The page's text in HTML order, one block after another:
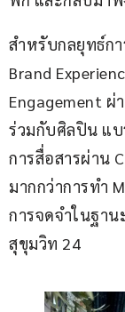
สำหรับกลยุทธ์กา
Brand
Engagement ผ่
ร่วมกับศิลปิน แบ
การสื่อสารผ่าน
มากกว่าการทำ
การจดจำในฐา
สุขุมวิท 24